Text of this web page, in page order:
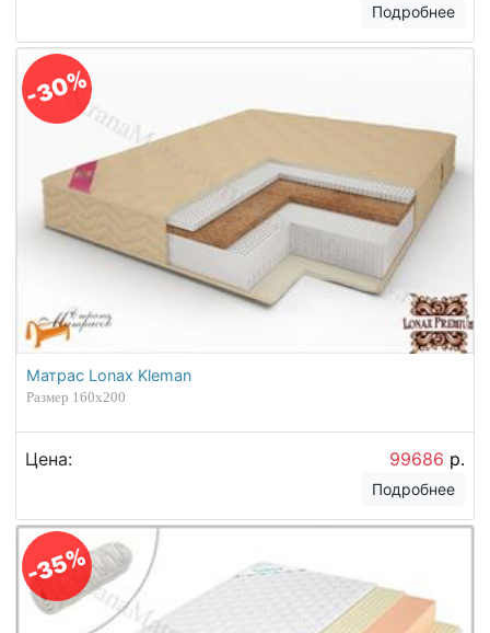
Подробнее
-30%
Матрас Lonax Kleman
Размер 160х200
Цена: 99686 р.
Подробнее
-35%